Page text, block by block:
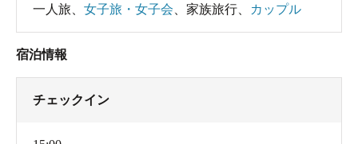
一人旅 女子旅・女子会 家族旅行 カップル
宿泊情報
チェックイン